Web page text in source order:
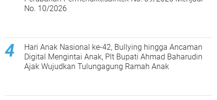
No. 10/2026
Hari Anak Nasional ke-42, Bullying hingga Ancaman
Digital Mengintai Anak, Plt Bupati Ahmad Baharudin
Ajak Wujudkan Tulungagung Ramah Anak